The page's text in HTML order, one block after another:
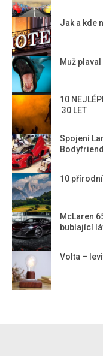
Jak a kde
Muž
10
30 LET
Spojení
10
McLaren
bublající
Volta –